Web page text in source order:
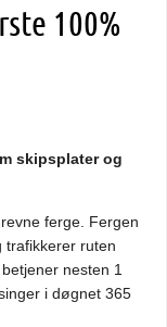
100%
skipsplater og
ferge. Fergen
trafikkerer ruten
nesten 1
i døgnet 365